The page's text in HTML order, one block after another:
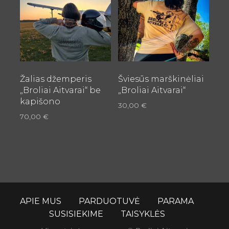
Žalias džemperis
„Broliai Aitvarai“ be
kapišono
70,00 €
multiple
variants.
The
options
be
chosen
on
the
Šviesūs marškinėliai
„Broliai Aitvarai“
30,00€
multiple
variants.
The
options
be
chosen
on
APIE MUS PARDUOTUVĖ
PARAMA
SUSISIEKIME
TAISYKLĖS